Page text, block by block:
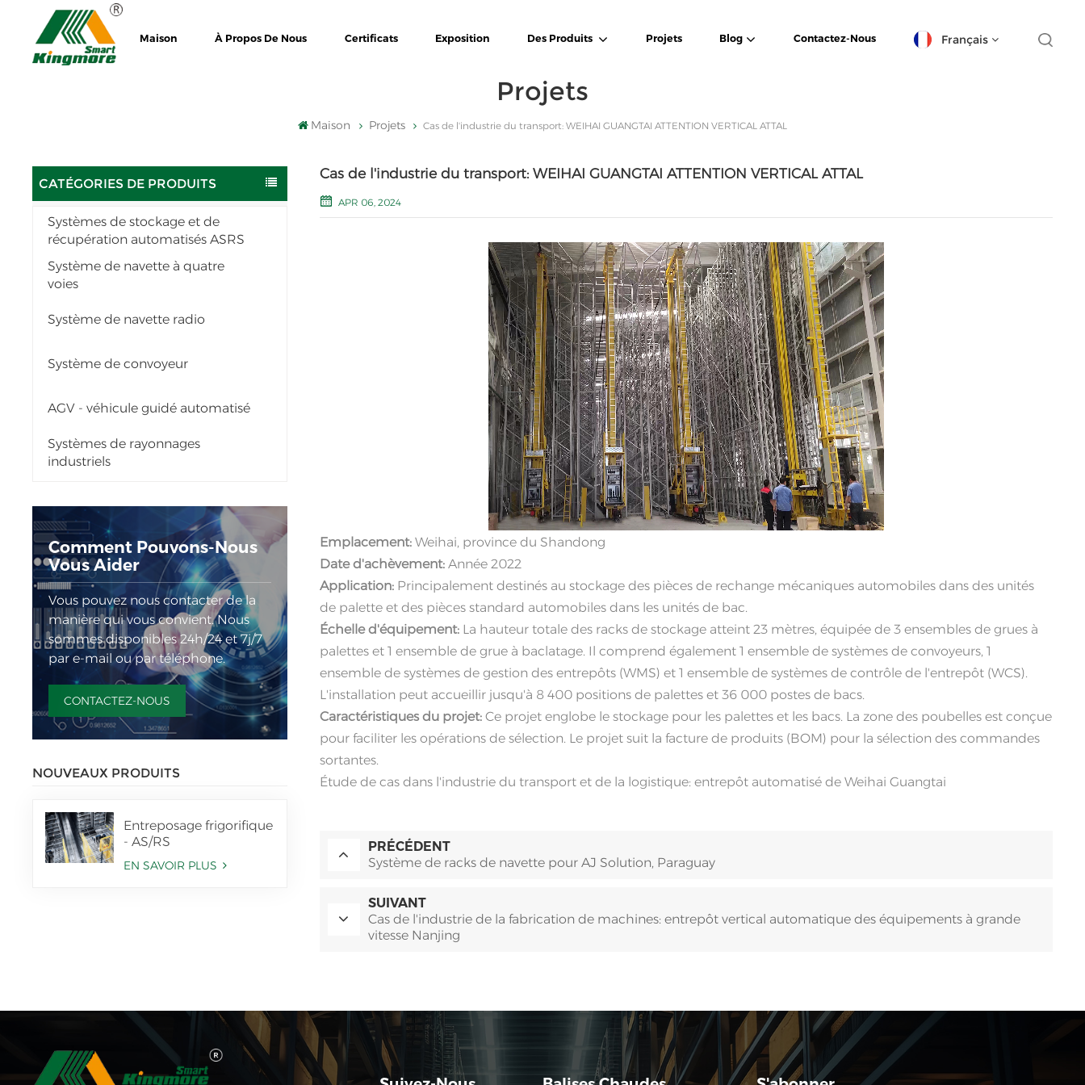
Maison À Propos De Nous Certificats Exposition Des Produits Projets Blog Contactez-Nous Français
한국의
Projets
Maison Projets Cas de l'industrie du transport: WEIHAI GUANGTAI ATTENTION VERTICAL ATTAL
CATÉGORIES DE PRODUITS
Systèmes de stockage et de
récupération automatisés ASRS
Système de navette à quatre
voies
Système de navette radio
Système de convoyeur
AGV - véhicule guidé automatisé
Systèmes de rayonnages
industriels
Comment Pouvons-Nous
Vous Aider
Vous pouvez nous contacter de la
manière qui vous convient. Nous
sommes disponibles 24h/24 et 7j/7
par e-mail ou par téléphone.
CONTACTEZ-NOUS
NOUVEAUX PRODUITS
Entreposage frigorifique
- AS/RS
EN SAVOIR PLUS
Cas de l'industrie du transport: WEIHAI GUANGTAI ATTENTION VERTICAL ATTAL
APR 06, 2024
Emplacement:Weihai, province du Shandong
Date d'achèvement: Année 2022
Application: Principalement destinés au stockage des pièces de rechange mécaniques automobiles dans des unités
de palette et des pièces standard automobiles dans les unités de bac.
Échelle d'équipement: La hauteur totale des racks de stockage atteint 23 mètres, équipée de 3 ensembles de grues à
palettes et 1 ensemble de grue à baclatage. Il comprend également 1 ensemble de systèmes de convoyeurs, 1
ensemble de systèmes de gestion des entrepôts (WMS) et 1 ensemble de systèmes de contrôle de l'entrepôt (WCS).
L'installation peut accueillir jusqu'à 8 400 positions de palettes et 36 000 postes de bacs.
Caractéristiques du projet: Ce projet englobe le stockage pour les palettes et les bacs. La zone des poubelles est conçue
pour faciliter les opérations de sélection. Le projet suit la facture de produits (BOM) pour la sélection des commandes
sortantes.
Étude de cas dans l'industrie du transport et de la logistique: entrepôt automatisé de Weihai Guangtai
PRÉCÉDENT
Système de racks de navette pour AJ Solution, Paraguay
SUIVANT
Cas de l'industrie de la fabrication de machines: entrepôt vertical automatique des équipements à grande
vitesse Nanjing